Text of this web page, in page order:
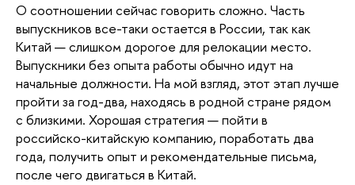
О соотношении сейчас говорить сложно. Часть
выпускников все-таки остается в России, так как
Китай — слишком дорогое для релокации место.
Выпускники без опыта работы обычно идут на
начальные должности. На мой взгляд, этот этап лучше
пройти за год-два, находясь в родной стране рядом
с близкими. Хорошая стратегия — пойти в
российско-китайскую компанию, поработать два
года, получить опыт и рекомендательные письма,
после чего двигаться в Китай.